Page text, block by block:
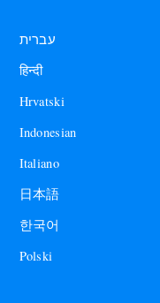
עברית
हिन्दी
Hrvatski
Indonesian
Italiano
日本語
한국어
Polski